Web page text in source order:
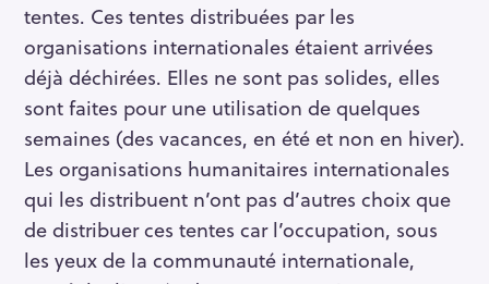
tentes. Ces tentes distribuées par les
organisations internationales étaient arrivées
déjà déchirées. Elles ne sont pas solides, elles
sont faites pour une utilisation de quelques
semaines (des vacances, en été et non en hiver).
Les organisations humanitaires internationales
qui les distribuent n’ont pas d’autres choix que
de distribuer ces tentes car l’occupation, sous
les yeux de la communauté internationale,